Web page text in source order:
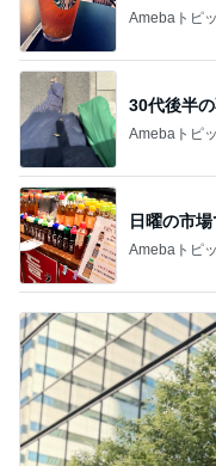
Amebaトピ
30代後半
Amebaトピ
日曜の市
Amebaトピ